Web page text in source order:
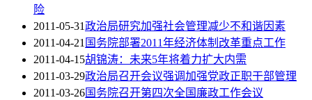
险
2011-05-31政治局研究加强社会管理减少不和谐因素
2011-04-21 国务院部署2011年经济体制改革重点工作
2011-04-15胡锦涛：未来5年将着力扩大内需
2011-03-29政治局召开会议强调加强党政正职干部管理
2011-03-26国务院召开第四次全国廉政工作会议